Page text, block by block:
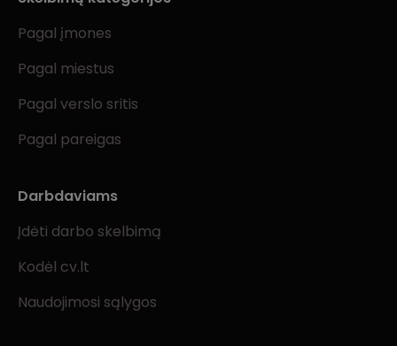
Pagal įmones
Pagal miestus
Pagal verslo sritis
Pagal pareigas
Darbdaviams
Įdėti darbo skelbimą
Kodėl cv.lt
Naudojimosi sąlygos